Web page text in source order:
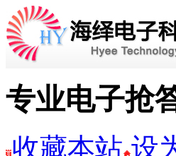
专业电子抢
收藏本站 设